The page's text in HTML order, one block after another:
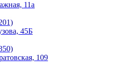
11а
45Б
109